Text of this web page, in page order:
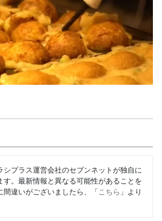
シプラス運営会社のセブンネットが独自に
。最新情報と異なる可能性があることを
間違いがございましたら、「 こちら 」より